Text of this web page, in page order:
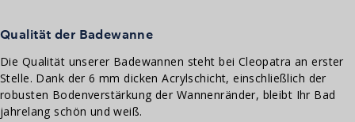
Qualität der Badewanne
Die Qualität unserer Badewannen steht bei Cleopatra an erster
Stelle. Dank der 6 mm dicken Acrylschicht, einschließlich der
robusten Bodenverstärkung der Wannenränder, bleibt Ihr Bad
jahrelang schön und weiß.